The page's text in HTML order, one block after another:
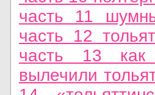
часть 11
часть 12
часть 13 как
вылечили